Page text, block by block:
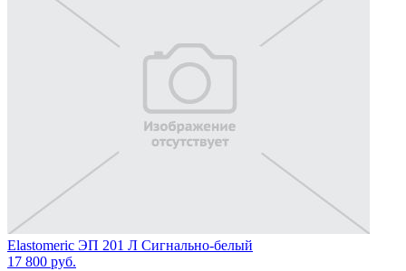
Elastomeric ЭП 201 Л Сигнально-белый
17 800 руб.